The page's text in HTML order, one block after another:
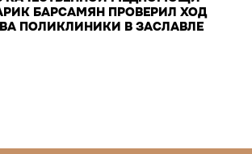
БАРСАМЯН ПРОВЕРИЛ ХОД
ПОЛИКЛИНИКИ В ЗАСЛАВЛЕ